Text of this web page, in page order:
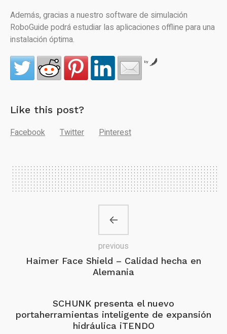
Además, gracias a nuestro software de simulación
RoboGuide podrá estudiar las aplicaciones offline para una
instalación óptima.
by
Like this post?
Facebook
Twitter Pinterest
Haimer Face Shield – Calidad hecha en
Alemania
previous
SCHUNK presenta el nuevo
portaherramientas inteligente de expansión
hidráulica iTENDO